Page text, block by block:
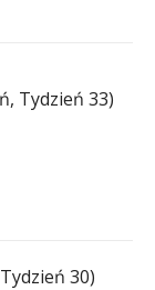
Tydzień 33)
30)